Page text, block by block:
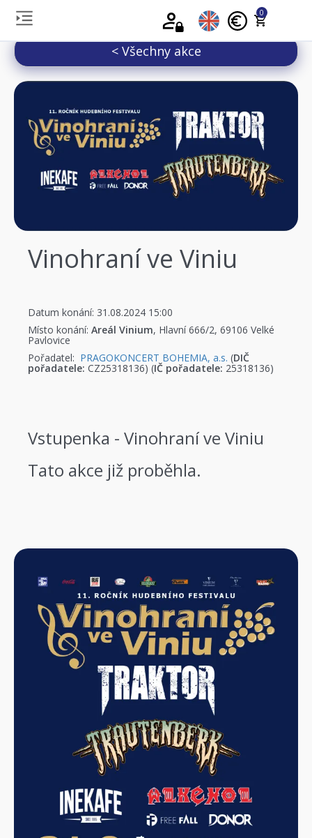
0
< Všechny akce
Vinohraní ve Viniu
Datum konání: 31.08.2024 15:00
Místo konání: Areál Vinium, Hlavní 666/2, 69106 Velké
Pavlovice
Pořadatel: PRAGOKONCERT BOHEMIA, a.s. (DIČ
pořadatele: CZ25318136) (IČ pořadatele: 25318136)
Vstupenka - Vinohraní ve Viniu
Tato akce již proběhla.